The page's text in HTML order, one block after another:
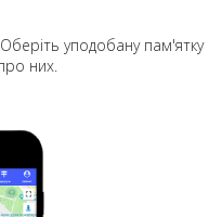
майбутньої
уподобану пам'ятку
них.